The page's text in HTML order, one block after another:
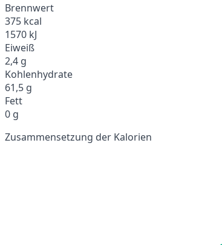
Brennwert
375 kcal
1570 kJ
Eiweiß
2,4 g
Kohlenhydrate
61,5 g
Fett
0 g
Zusammensetzung der Kalorien